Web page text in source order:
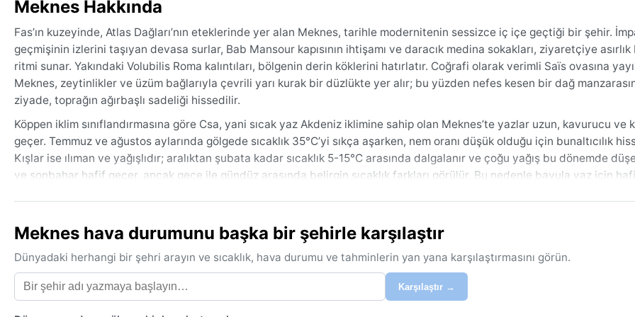
Meknes Hakkında
Fas’ın kuzeyinde, Atlas Dağları’nın eteklerinde yer alan Meknes, tarihle modernitenin sessizce iç içe geçtiği bir şehir.
geçmişinin izlerini taşıyan devasa surlar, Bab Mansour kapısının ihtişamı ve daracık medina sokakları, ziyaretçiye
ritmi sunar. Yakındaki Volubilis Roma kalıntıları, bölgenin derin köklerini hatırlatır. Coğrafi olarak verimli Saïs ovasına
Meknes, zeytinlikler ve üzüm bağlarıyla çevrili yarı kurak bir düzlükte yer alır; bu yüzden nefes kesen bir dağ
ziyade, toprağın ağırbaşlı sadeliği hissedilir.
Köppen iklim sınıflandırmasına göre Csa, yani sıcak yaz Akdeniz iklimine sahip olan Meknes’te yazlar uzun, kavurucu ve
geçer. Temmuz ve ağustos aylarında gölgede sıcaklık 35°C’yi sıkça aşarken, nem oranı düşük olduğu için bunaltıcılık
Kışlar ise ılıman ve yağışlıdır; aralıktan şubata kadar sıcaklık 5-15°C arasında dalgalanır ve çoğu yağış bu dönemde
ve sonbahar hafif geçer, ancak gece ile gündüz arasında belirgin sıcaklık farkları görülür. Bu nedenle bavula yaz için
de yağışlı bir havayla karşılaşma olasılığı yüksektir. Yaz aylarında zaman zaman çöl kökenli sıcak ve kuru bir rüzgar olan
(chergui) esebilir: bu rüzgar toz bulutlarını beraberinde getirerek görüşü azaltır ve sıcaklığı aniden yükseltir. Kış
yoğun sis nadirdir, ancak yüksek rakımlı çevre tepelerde hafif kar yağışı görülebilir. Tropikal fırtına veya kasırga tehlikesi
Meknes’in iklimi, büyük sürprizler barındırmayan ama mevsimine sadık bir döngü izler.
Meknes hava durumunu başka bir şehirle karşılaştır
Dünyadaki herhangi bir şehri arayın ve sıcaklık, hava durumu ve tahminlerin yan yana karşılaştırmasını görün.
Karşılaştır →